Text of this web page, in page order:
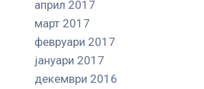
април 2017
март 2017
февруари 2017
јануари 2017
декември 2016